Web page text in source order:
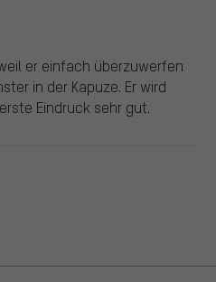
er einfach überzuwerfen
in der Kapuze. Er wird
Eindruck sehr gut.